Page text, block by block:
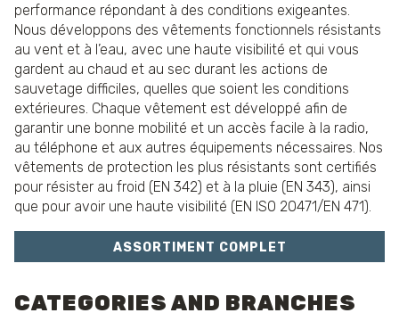
performance répondant à des conditions exigeantes.
Nous développons des vêtements fonctionnels résistants
au vent et à l’eau, avec une haute visibilité et qui vous
gardent au chaud et au sec durant les actions de
sauvetage difficiles, quelles que soient les conditions
extérieures. Chaque vêtement est développé afin de
garantir une bonne mobilité et un accès facile à la radio,
au téléphone et aux autres équipements nécessaires. Nos
vêtements de protection les plus résistants sont certifiés
pour résister au froid (EN 342) et à la pluie (EN 343), ainsi
que pour avoir une haute visibilité (EN ISO 20471/EN 471).
ASSORTIMENT COMPLET
CATEGORIES AND BRANCHES